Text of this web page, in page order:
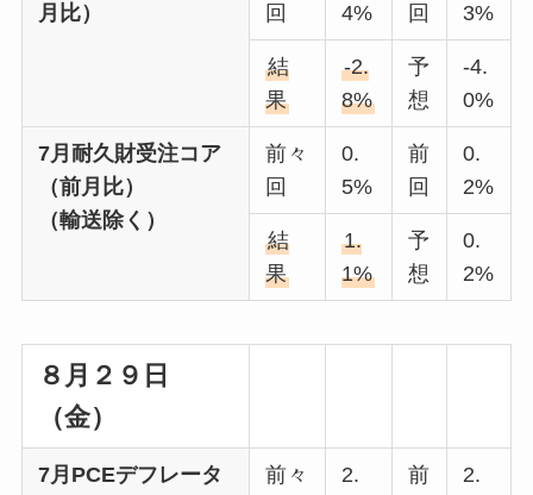
月比）
回
4%
回
3%
結
果
-2.
8%
予
想
-4.
0%
7月耐久財受注コア
（前月比）
（輸送除く）
前々
回
0.
5%
前
回
0.
2%
結
果
1.
1%
予
想
0.
2%
８月２９日
（金）
7月PCEデフレータ
前々
2.
前
2.